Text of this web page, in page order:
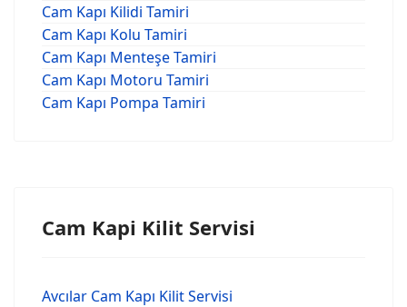
Cam Kapı Kilidi Tamiri
Cam Kapı Kolu Tamiri
Cam Kapı Menteşe Tamiri
Cam Kapı Motoru Tamiri
Cam Kapı Pompa Tamiri
Cam Kapi Kilit Servisi
Avcılar Cam Kapı Kilit Servisi